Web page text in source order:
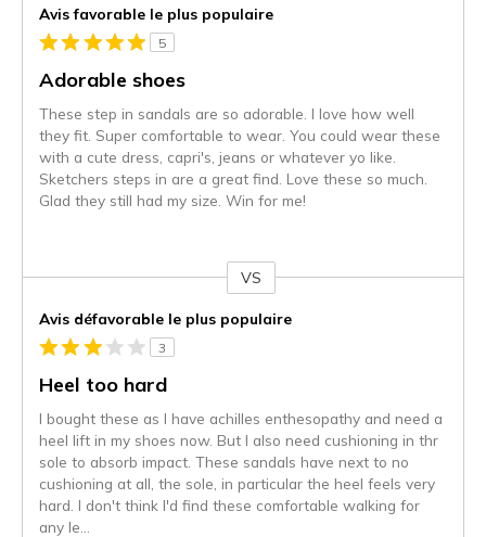
Avis favorable le plus populaire
5
Adorable shoes
These step in sandals are so adorable. I love how well
they fit. Super comfortable to wear. You could wear these
with a cute dress, capri's, jeans or whatever yo like.
Sketchers steps in are a great find. Love these so much.
Glad they still had my size. Win for me!
projecteur
sur
les
VS
Avis défavorable le plus populaire
3
Heel too hard
I bought these as I have achilles enthesopathy and need a
heel lift in my shoes now. But I also need cushioning in thr
sole to absorb impact. These sandals have next to no
cushioning at all, the sole, in particular the heel feels very
hard. I don't think I'd find these comfortable walking for
any le